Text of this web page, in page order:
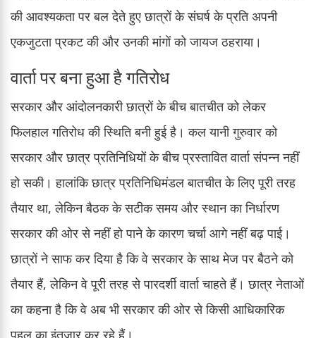
की आवश्यकता पर बल देते हुए छात्रों के संघर्ष के प्रति अपनी
एकजुटता प्रकट की और उनकी मांगों को जायज ठहराया।
वार्ता पर बना हुआ है गतिरोध
सरकार और आंदोलनकारी छात्रों के बीच बातचीत को लेकर
फिलहाल गतिरोध की स्थिति बनी हुई है। कल यानी गुरुवार को
सरकार और छात्र प्रतिनिधियों के बीच प्रस्तावित वार्ता संपन्न नहीं
हो सकी। हालांकि छात्र प्रतिनिधिमंडल बातचीत के लिए पूरी तरह
तैयार था, लेकिन बैठक के सटीक समय और स्थान का निर्धारण
सरकार की ओर से नहीं हो पाने के कारण चर्चा आगे नहीं बढ़ पाई।
छात्रों ने साफ कर दिया है कि वे सरकार के साथ मेज पर बैठने को
तैयार हैं, लेकिन वे पूरी तरह से पारदर्शी वार्ता चाहते हैं। छात्र नेताओं
का कहना है कि वे अब भी सरकार की ओर से किसी आधिकारिक
पहल का इंतजार कर रहे हैं।